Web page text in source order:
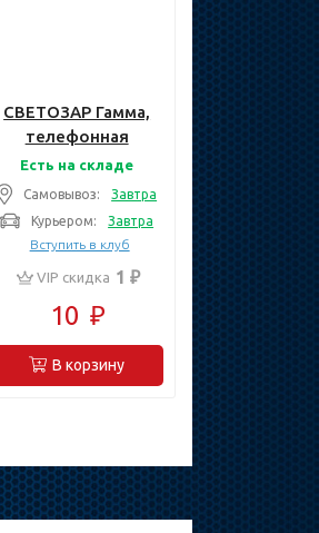
СВЕТОЗАР Гамма,
телефонная
двойная цвет
Электрическая
розетка (SV-54118-
Есть на складе
Самовывоз:
Завтра
Курьером:
Завтра
Вступить в клуб
VIP скидка 1 ₽
10 ₽
В корзину